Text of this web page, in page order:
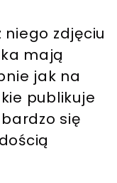
zdjęciu
mają
jak na
publikuje
się